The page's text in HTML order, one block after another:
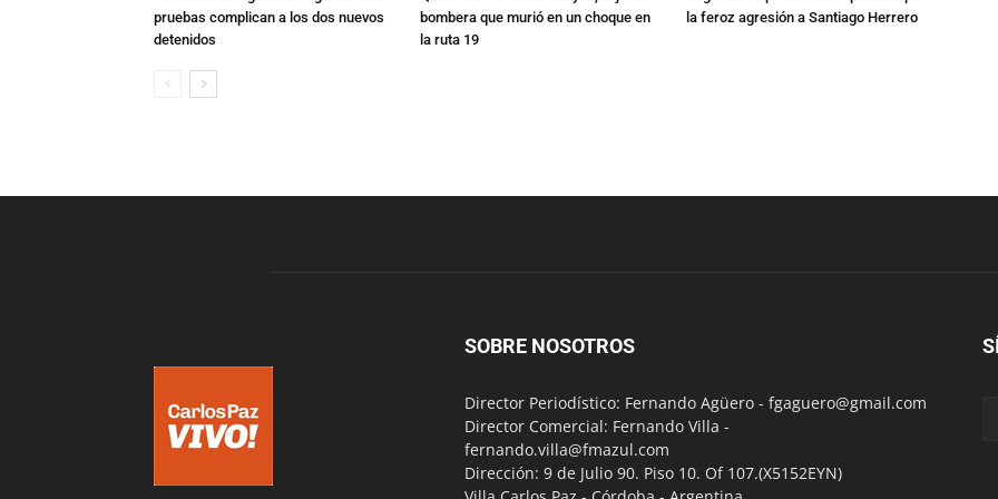
pruebas complican a los dos nuevos
detenidos
bombera que murió en un choque en
la ruta 19
la feroz agresión a Santiago Herrero
SOBRE NOSOTROS
Director Periodístico: Fernando Agüero - fgaguero@gmail.com
Director Comercial: Fernando Villa -
fernando.villa@fmazul.com
Dirección: 9 de Julio 90. Piso 10. Of 107.(X5152EYN)